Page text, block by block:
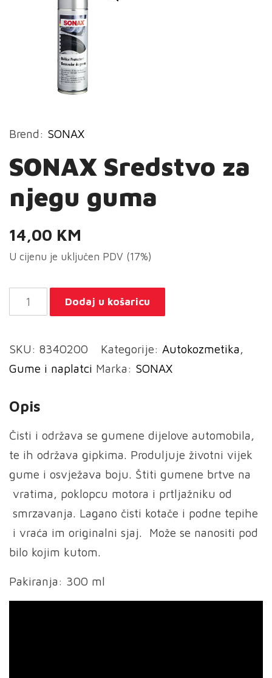
Brend: SONAX
SONAX Sredstvo za
njegu guma
14,00 KM
U cijenu je uključen PDV (17%)
SONAX
Sredstvo
njegu
guma
Dodaj u košaricu
SKU: 8340200 Kategorije: Autokozmetika,
Gume i naplatci Marka: SONAX
Opis
Čisti i održava se gumene dijelove automobila,
te ih održava gipkima. Produljuje životni vijek
gume i osvježava boju. Štiti gumene brtve na
vratima, poklopcu motora i prtljažniku od
smrzavanja. Lagano čisti kotače i podne tepihe
i vraća im originalni sjaj. Može se nanositi pod
bilo kojim kutom.
Pakiranja: 300 ml